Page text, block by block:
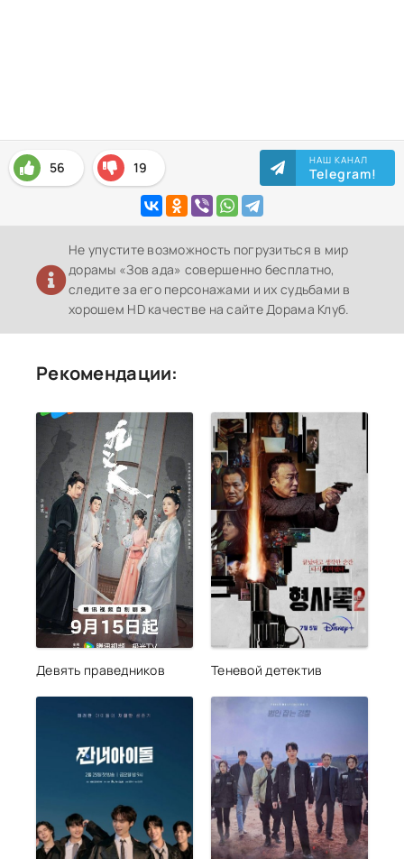
56 19 НАШ КАНАЛ
Telegram!
Не упустите возможность погрузиться в мир
дорамы «Зов ада» совершенно бесплатно,
следите за его персонажами и их судьбами в
хорошем HD качестве на сайте Дорама Клуб.
Рекомендации:
Девять праведников Теневой детектив